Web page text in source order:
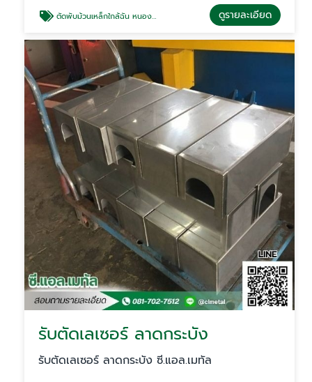
ตัดพับม้วนเหล็กใกล้ฉัน หนองจอก ดูรายละเอียด
รับตัดเลเซอร์ ลาดกระบัง
รับตัดเลเซอร์ ลาดกระบัง ซี.แอล.เมทัล